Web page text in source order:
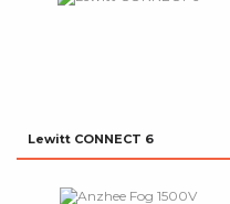
Lewitt CONNECT 6